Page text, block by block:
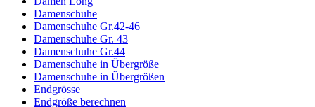
Damenschuhe
Damenschuhe Gr.42-46
Damenschuhe Gr. 43
Damenschuhe Gr.44
Damenschuhe in Übergröße
Damenschuhe in Übergrößen
Endgrösse
Endgröße berechnen